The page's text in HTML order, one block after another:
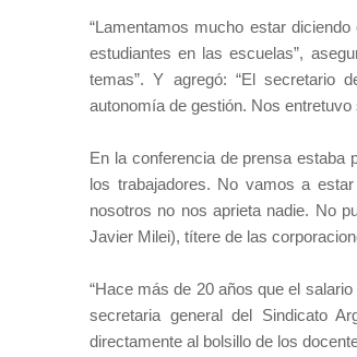
“Lamentamos mucho estar
estudiantes en las escuelas”,
temas”. Y agregó: “El secretario
autonomía de gestión. Nos entretuvo
En la conferencia de prensa estaba
los trabajadores. No vamos a
nosotros no nos aprieta nadie. No
Javier Milei), títere de las
“Hace más de 20 años que el
secretaria general del Sindicato
directamente al bolsillo de los